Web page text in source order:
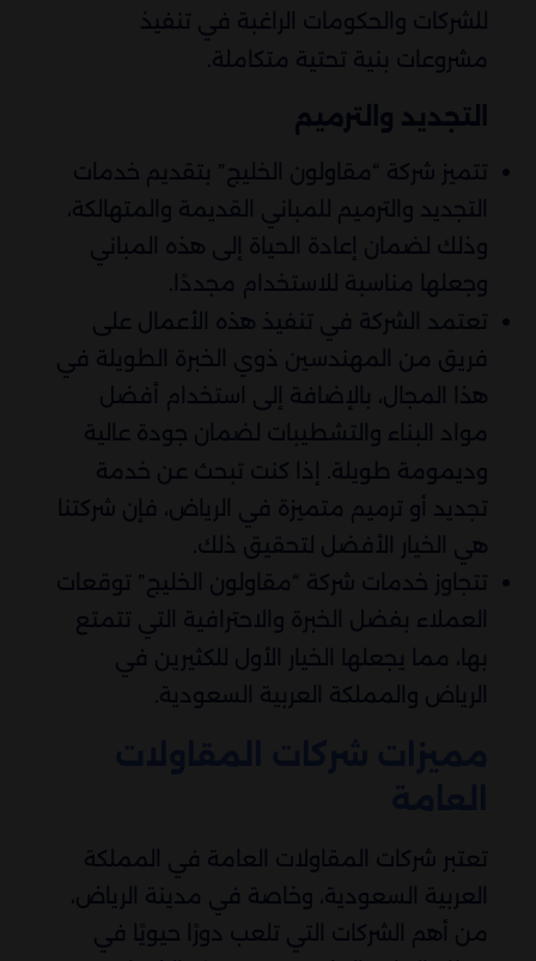
للشركات والحكومات الراغبة في تنفيذ
مشروعات بنية تحتية متكاملة.
التجديد والترميم
تتميز شركة “مقاولون الخليج” بتقديم خدمات
التجديد والترميم للمباني القديمة والمتهالكة،
وذلك لضمان إعادة الحياة إلى هذه المباني
وجعلها مناسبة للاستخدام مجددًا.
تعتمد الشركة في تنفيذ هذه الأعمال على
فريق من المهندسين ذوي الخبرة الطويلة في
هذا المجال، بالإضافة إلى استخدام أفضل
مواد البناء والتشطيبات لضمان جودة عالية
وديمومة طويلة. إذا كنت تبحث عن خدمة
تجديد أو ترميم متميزة في الرياض، فإن شركتنا
هي الخيار الأفضل لتحقيق ذلك.
تتجاوز خدمات شركة “مقاولون الخليج” توقعات
العملاء بفضل الخبرة والاحترافية التي تتمتع
بها، مما يجعلها الخيار الأول للكثيرين في
الرياض والمملكة العربية السعودية.
تعتبر شركات المقاولات العامة في المملكة
العربية السعودية، وخاصة في مدينة الرياض،
من أهم الشركات التي تلعب دورًا حيويًا في